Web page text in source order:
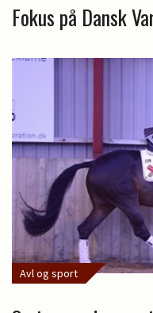
Fokus på Dansk
Avl og sport